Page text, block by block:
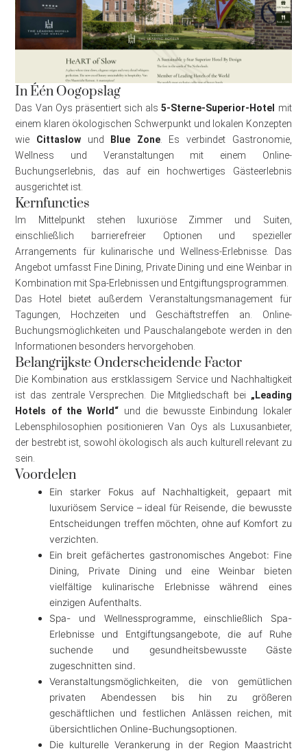
In Één Oogopslag
Das Van Oys präsentiert sich als5-Sterne-Superior-Hotel mit
einem klaren ökologischen Schwerpunkt und lokalen Konzepten
wie Cittaslow und Blue Zone. Es verbindet Gastronomie,
Wellness und Veranstaltungen mit einem Online-
Buchungserlebnis, das auf ein hochwertiges Gästeerlebnis
ausgerichtet ist.
Kernfuncties
Im Mittelpunkt stehen luxuriöse Zimmer und Suiten,
einschließlich barrierefreier Optionen und spezieller
Arrangements für kulinarische und Wellness-Erlebnisse. Das
Angebot umfasst Fine Dining, Private Dining und eine Weinbar in
Kombination mit Spa-Erlebnissen und Entgiftungsprogrammen.
Das Hotel bietet außerdem Veranstaltungsmanagement für
Tagungen, Hochzeiten und Geschäftstreffen an. Online-
Buchungsmöglichkeiten und Pauschalangebote werden in den
Informationen besonders hervorgehoben.
Belangrijkste Onderscheidende Factor
Die Kombination aus erstklassigem Service und Nachhaltigkeit
ist das zentrale Versprechen. Die Mitgliedschaft bei „Leading
Hotels of the World“und die bewusste Einbindung lokaler
Lebensphilosophien positionieren Van Oys als Luxusanbieter,
der bestrebt ist, sowohl ökologisch als auch kulturell relevant zu
sein.
Voordelen
Ein starker Fokus auf Nachhaltigkeit, gepaart mit
luxuriösem Service – ideal für Reisende, die bewusste
Entscheidungen treffen möchten, ohne auf Komfort zu
verzichten.
Ein breit gefächertes gastronomisches Angebot: Fine
Dining, Private Dining und eine Weinbar bieten
vielfältige kulinarische Erlebnisse während eines
einzigen Aufenthalts.
Spa- und Wellnessprogramme, einschließlich Spa-
Erlebnisse und Entgiftungsangebote, die auf Ruhe
suchende und gesundheitsbewusste Gäste
zugeschnitten sind.
Veranstaltungsmöglichkeiten, die von gemütlichen
privaten Abendessen bis hin zu größeren
geschäftlichen und festlichen Anlässen reichen, mit
übersichtlichen Online-Buchungsoptionen.
Die kulturelle Verankerung in der Region Maastricht